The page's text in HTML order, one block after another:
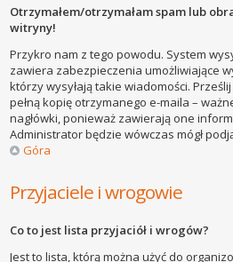
Otrzymałem/otrzymałam spam lub
witryny!
Przykro nam z tego powodu. System
zawiera zabezpieczenia umożliwiające
którzy wysyłają takie wiadomości.
pełną kopię otrzymanego e-maila –
nagłówki, ponieważ zawierają one
Administrator będzie wówczas mógł
Góra
Przyjaciele i wrogowie
Co to jest lista przyjaciół i wrogów?
Jest to lista, którą można użyć do